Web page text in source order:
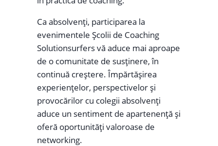
Ca absolvenți, participarea la
evenimentele Școlii de Coaching
Solutionsurfers vă aduce mai aproape
de o comunitate de susținere, în
continuă creștere. Împărtășirea
experiențelor, perspectivelor și
provocărilor cu colegii absolvenți
aduce un sentiment de apartenență și
oferă oportunități valoroase de
networking.